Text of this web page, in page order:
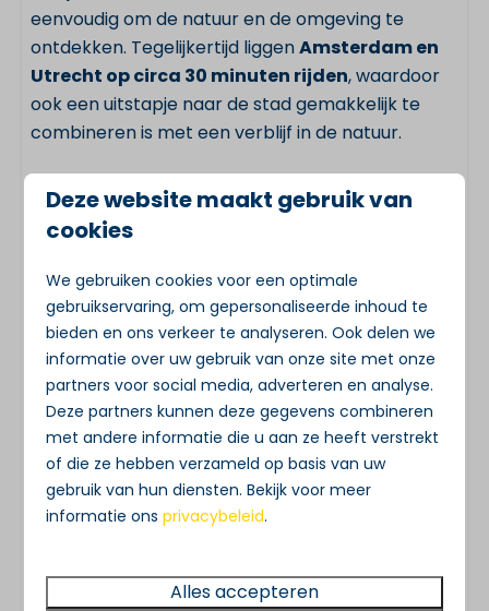
eenvoudig om de natuur en de omgeving te
ontdekken. Tegelijkertijd liggenAmsterdam en
Utrecht op circa 30 minuten rijden, waardoor
ook een uitstapje naar de stad gemakkelijk te
combineren is met een verblijf in de natuur.
Met de combinatie van ruimte, comfort, uitzicht
en een unieke ligging vormt deze
Villa aan de Loosdrechtse Plassen
uitstekende uitvalsbasis voor een vakantie met
familie of vrienden.
Belangrijkste kenmerken
Type accommodatie:Panorama Villa
Locatie:Loosdrechtse Plassen
Geschikt voor:6 tot 8 personen
Woonoppervlakte:circa 95 m²
Slaapkamers:3
Buitenruimte:tuin en zonnig terras op het
Deze website maakt gebruik van
cookies
We gebruiken cookies voor een optimale
gebruikservaring, om gepersonaliseerde inhoud te
bieden en ons verkeer te analyseren. Ook delen we
informatie over uw gebruik van onze site met onze
partners voor social media, adverteren en analyse.
Deze partners kunnen deze gegevens combineren
met andere informatie die u aan ze heeft verstrekt
of die ze hebben verzameld op basis van uw
gebruik van hun diensten. Bekijk voor meer
informatie onsprivacybeleid.
Alles accepteren